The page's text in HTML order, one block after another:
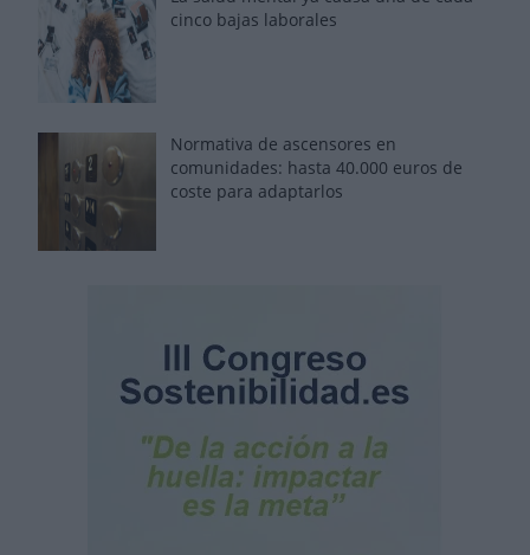
cinco bajas laborales
Normativa de ascensores en
comunidades: hasta 40.000 euros de
coste para adaptarlos